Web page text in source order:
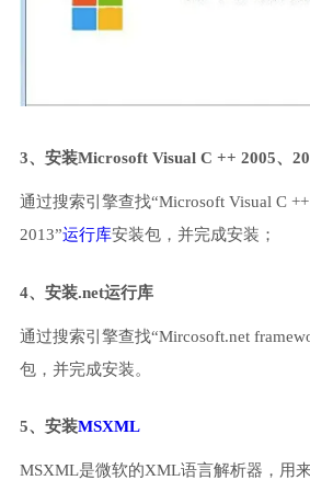
3、安装Microsoft Visual C ++ 2005、
通过搜索引擎查找“Microsoft Visual C ++
2013”运行库安装包，并完成安装；
4、安装.net运行库
通过搜索引擎查找“Mircosoft.net
包，并完成安装。
5、安装MSXML
MSXML是微软的XML语言解析器，用